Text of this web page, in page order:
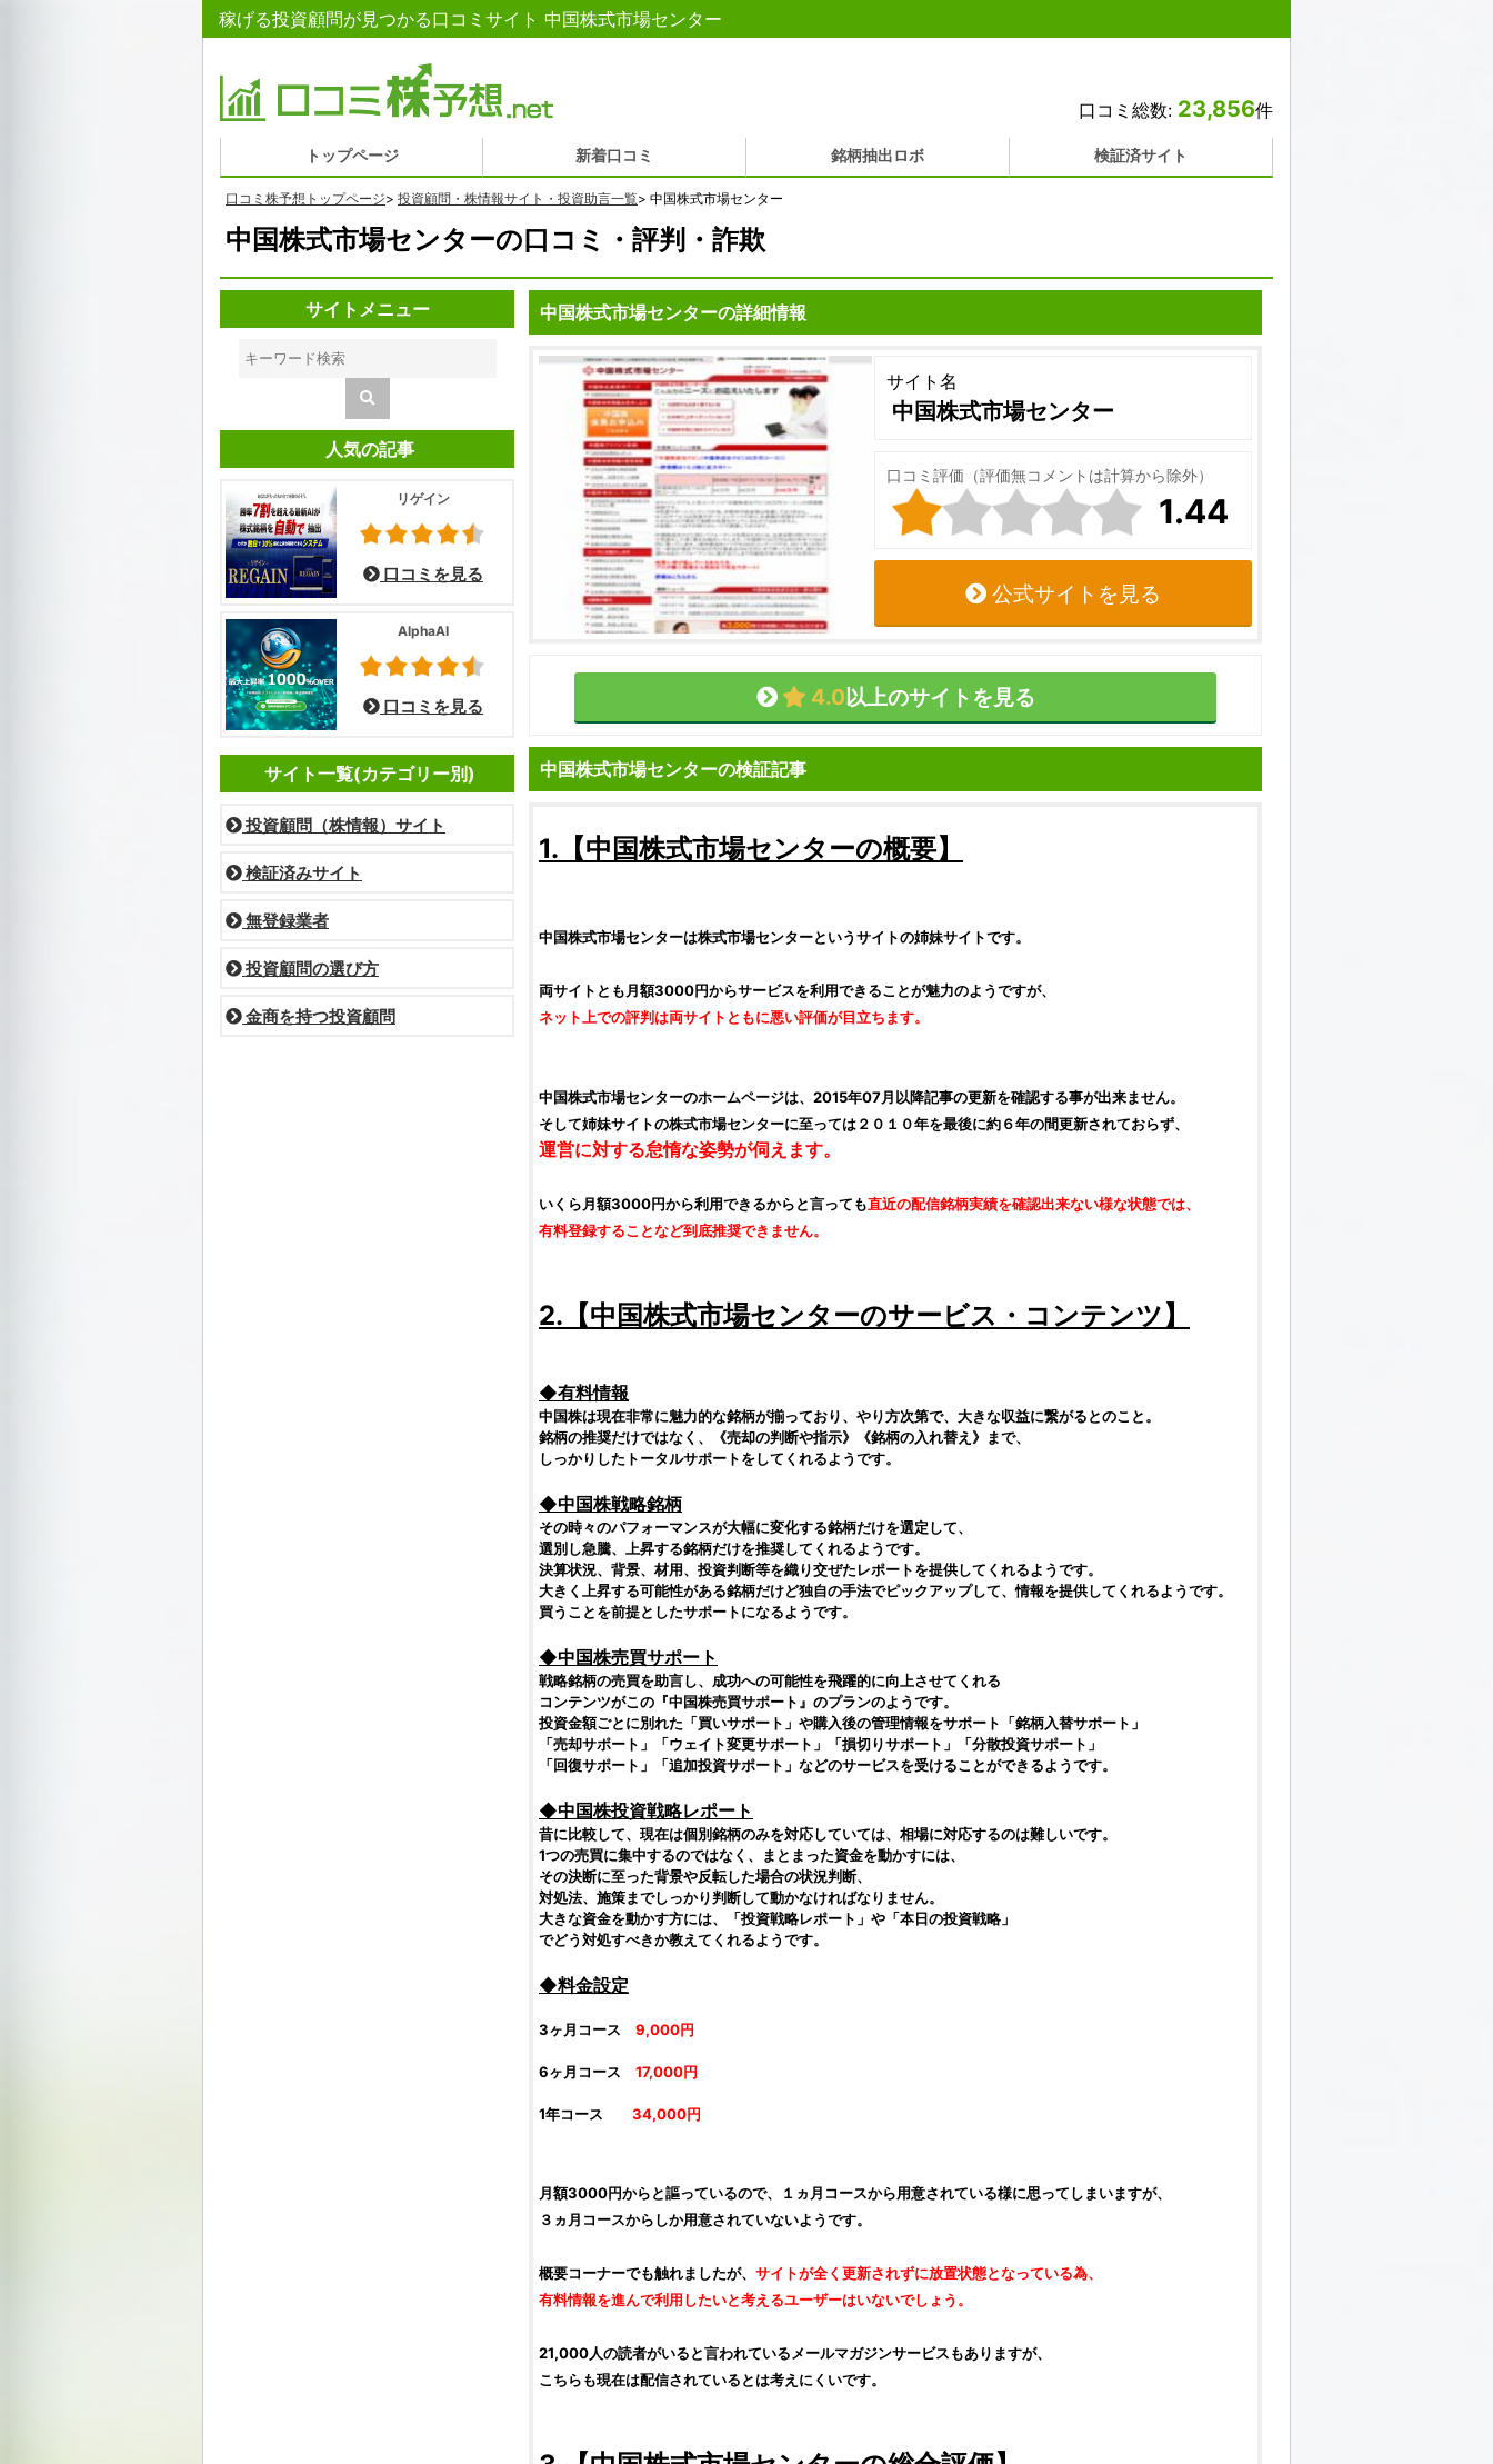
稼げる投資顧問が見つかる口コミサイト 中国株式市場センター
口コミ総数: 23,856件
トップページ 新着口コミ 銘柄抽出ロボ 検証済サイト
口コミ株予想トップページ> 投資顧問・株情報サイト・投資助言一覧> 中国株式市場センター
中国株式市場センターの口コミ・評判・詐欺
中国株式市場センターの詳細情報
サイト名
中国株式市場センター
口コミ評価（評価無コメントは計算から除外）
1.44
公式サイトを見る
4.0以上のサイトを見る
中国株式市場センターの検証記事
1.【中国株式市場センターの概要】
中国株式市場センターは株式市場センターというサイトの姉妹サイトです。
両サイトとも月額3000円からサービスを利用できることが魅力のようですが、
ネット上での評判は両サイトともに悪い評価が目立ちます。
中国株式市場センターのホームページは、2015年07月以降記事の更新を確認する事が出来ません。
そして姉妹サイトの株式市場センターに至っては２０１０年を最後に約６年の間更新されておらず、
運営に対する怠惰な姿勢が伺えます。
いくら月額3000円から利用できるからと言っても直近の配信銘柄実績を確認出来ない様な状態では、
有料登録することなど到底推奨できません。
2.【中国株式市場センターのサービス・コンテンツ】
◆有料情報
中国株は現在非常に魅力的な銘柄が揃っており、やり方次第で、大きな収益に繋がるとのこと。
銘柄の推奨だけではなく、《売却の判断や指示》《銘柄の入れ替え》まで、
しっかりしたトータルサポートをしてくれるようです。
◆中国株戦略銘柄
その時々のパフォーマンスが大幅に変化する銘柄だけを選定して、
選別し急騰、上昇する銘柄だけを推奨してくれるようです。
決算状況、背景、材用、投資判断等を織り交ぜたレポートを提供してくれるようです。
大きく上昇する可能性がある銘柄だけど独自の手法でピックアップして、情報を提供してくれるようです。
買うことを前提としたサポートになるようです。
◆中国株売買サポート
戦略銘柄の売買を助言し、成功への可能性を飛躍的に向上させてくれる
コンテンツがこの『中国株売買サポート』のプランのようです。
投資金額ごとに別れた「買いサポート」や購入後の管理情報をサポート「銘柄入替サポート」
「売却サポート」「ウェイト変更サポート」「損切りサポート」「分散投資サポート」
「回復サポート」「追加投資サポート」などのサービスを受けることができるようです。
◆中国株投資戦略レポート
昔に比較して、現在は個別銘柄のみを対応していては、相場に対応するのは難しいです。
1つの売買に集中するのではなく、まとまった資金を動かすには、
その決断に至った背景や反転した場合の状況判断、
対処法、施策までしっかり判断して動かなければなりません。
大きな資金を動かす方には、「投資戦略レポート」や「本日の投資戦略」
でどう対処すべきか教えてくれるようです。
◆料金設定
3ヶ月コース 9,000円
6ヶ月コース 17,000円
1年コース 34,000円
月額3000円からと謳っているので、１ヵ月コースから用意されている様に思ってしまいますが、
３ヵ月コースからしか用意されていないようです。
概要コーナーでも触れましたが、 サイトが全く更新されずに放置状態となっている為、
有料情報を進んで利用したいと考えるユーザーはいないでしょう。
21,000人の読者がいると言われているメールマガジンサービスもありますが、
こちらも現在は配信されているとは考えにくいです。
サイトメニュー
人気の記事
リゲイン
口コミを見る
AlphaAI
口コミを見る
サイト一覧(カテゴリー別)
投資顧問（株情報）サイト
検証済みサイト
無登録業者
投資顧問の選び方
金商を持つ投資顧問